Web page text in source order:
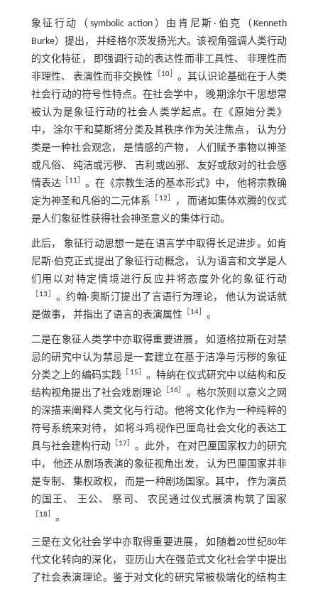
象征行动（symbolic action）由肯尼斯·伯克（Kenneth
Burke）提出， 并经格尔茨发扬光大。该视角强调人类行动
的文化特征， 即强调行动的表达性而非工具性、 非理性而
非理性、 表演性而非交换性
10］ 。其认识论基础在于人类
社会行动的符号性特点。在社会学中， 晚期涂尔干思想常
被认为是象征行动的社会人类学起点。在《原始分类》
中， 涂尔干和莫斯将分类及其秩序作为关注焦点， 认为分
类是一种社会观念， 是情感的产物， 人们赋予事物以神圣
或凡俗、 纯洁或污秽、 吉利或凶邪、 友好或敌对的社会感
情表达［ 11
。在《宗教生活的基本形式》中， 他将宗教确
定为神圣和凡俗的二元体系
12
， 而诸如集体欢腾的仪式
是人们象征性获得社会神圣意义的集体行动。
此后， 象征行动思想一是在语言学中取得长足进步。如肯
尼斯·伯克正式提出了象征行动概念， 认为语言和文学是人
们用以对特定情境进行反应并将态度外化的象征行动
13
。约翰·奥斯汀提出了言语行为理论， 他认为说话就
是做事， 并指出了语言的表演属性
14］ 。
二是在象征人类学中亦取得重要进展， 如道格拉斯在对禁
忌的研究中认为禁忌是一套建立在基于洁净与污秽的象征
分类之上的编码实践
15
。特纳在仪式研究中以结构和反
结构视角提出了社会戏剧理论
16
。格尔茨则以意义之网
的深描来阐释人类文化与行动。他将文化作为一种纯粹的
符号系统来对待， 如将斗鸡视作巴厘岛社会文化的表达工
具与社会建构行动
17
。此外， 在对巴厘国家权力的研究
中， 他还从剧场表演的象征视角出发， 认为巴厘国家并非
是专制、 集权政权， 而是一种剧场国家。其中， 作为演员
的国王、 王公、 祭司、 农民通过仪式展演构筑了国家
18 。
三是在文化社会学中亦取得重要进展， 如随着20世纪80年
代文化转向的深化， 亚历山大在强范式文化社会学中提出
了社会表演理论。鉴于对文化的研究常被极端化的结构主